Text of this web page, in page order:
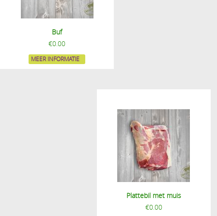
Buf
€0.00
MEER INFORMATIE
Plattebil met muis
€0.00